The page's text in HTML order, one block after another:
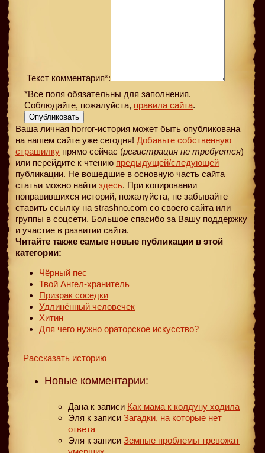
Текст комментария*:
*Все поля обязательны для заполнения.
Соблюдайте, пожалуйста, правила сайта.
Опубликовать
Ваша личная horror-история может быть опубликована
на нашем сайте уже сегодня! Добавьте собственную
страшилку прямо сейчас (регистрация не требуется)
или перейдите к чтению предыдущей/следующей
публикации. Не вошедшие в основную часть сайта
статьи можно найти здесь. При копировании
понравившихся историй, пожалуйста, не забывайте
ставить ссылку на strashno.com со своего сайта или
группы в соцсети. Большое спасибо за Вашу поддержку
и участие в развитии сайта.
Читайте также самые новые публикации в этой
категории:
Чёрный пес
Твой Ангел-хранитель
Призрак соседки
Удлинённый человечек
Хитин
Для чего нужно ораторское искусство?
Рассказать историю
Новые комментарии:
Дана к записи Как мама к колдуну ходила
Эля к записи Загадки, на которые нет
ответа
Эля к записи Земные проблемы тревожат